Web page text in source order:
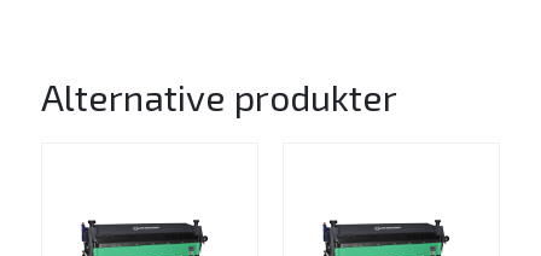
Alternative produkter